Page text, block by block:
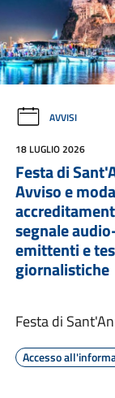
AVVISI
18 LUGLIO 2026
Festa di
Avviso e
segnale
emittenti e
giornalistiche
Festa di
Accesso